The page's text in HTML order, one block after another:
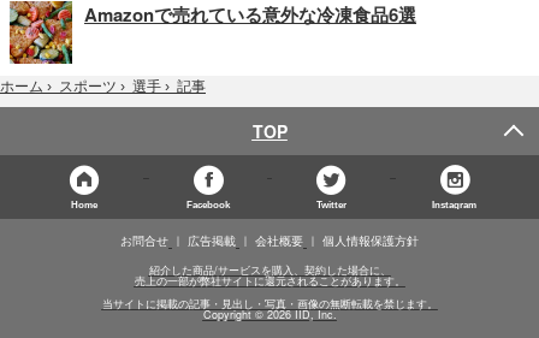
Amazonで売れている意外な冷凍食品6選
ホーム › スポーツ › 選手 › 記事
TOP
Home Facebook Twitter Instagram
お問合せ 広告掲載 会社概要 個人情報保護方針
紹介した商品/サービスを購入、契約した場合に、
売上の一部が弊社サイトに還元されることがあります。
当サイトに掲載の記事・見出し・写真・画像の無断転載を禁じます。
Copyright © 2026 IID, Inc.